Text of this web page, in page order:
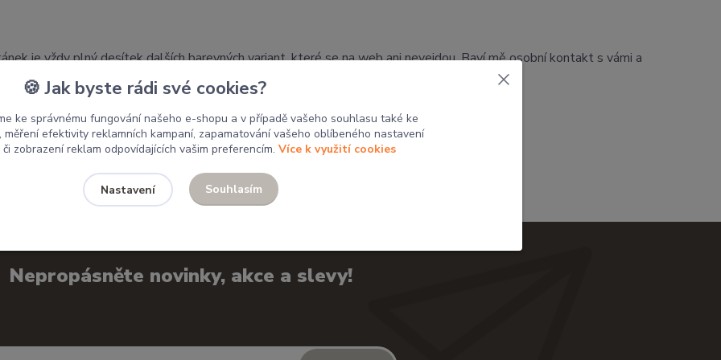
je vždy plný desítek dalších barevných variant, které se na web ani nevejdou. Baví mě osobní kontakt s vámi a
výrobkům domov.
Nepropásněte novinky, akce a slevy!
🍪 Jak byste rádi své cookies?
ke správnému fungování našeho e-shopu a v případě vašeho souhlasu také ke
efektivity reklamních kampaní, zapamatování vašeho oblíbeného nastavení
zobrazení reklam odpovídajících vašim preferencím. Více k využití cookies
Nastavení Souhlasím